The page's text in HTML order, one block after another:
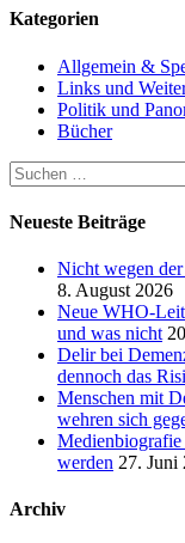
Kategorien
Allgemein &
Links und
Politik und
Bücher
Suchen
nach:
Neueste Beiträge
Nicht wegen
8. August 2026
Neue WHO-
und was nicht
Delir bei
dennoch das
Menschen mit
wehren sich
werden 27. Juni
Archiv